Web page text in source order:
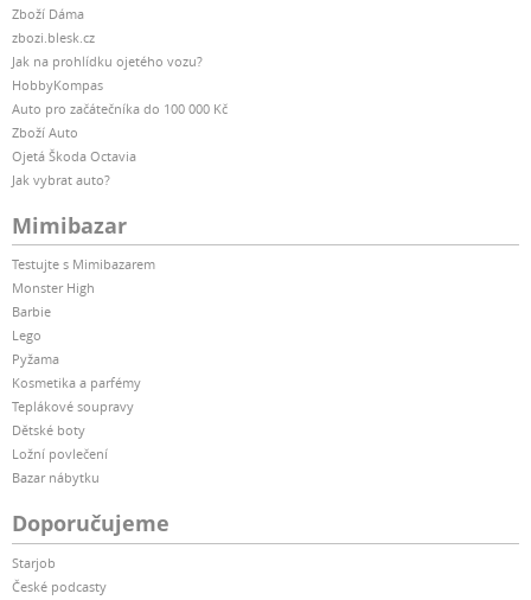
Zboží Dáma
zbozi.blesk.cz
Jak na prohlídku ojetého vozu?
HobbyKompas
Auto pro začátečníka do 100 000 Kč
Zboží Auto
Ojetá Škoda Octavia
Jak vybrat auto?
Mimibazar
Testujte s Mimibazarem
Monster High
Barbie
Lego
Pyžama
Kosmetika a parfémy
Teplákové soupravy
Dětské boty
Ložní povlečení
Bazar nábytku
Doporučujeme
Starjob
České podcasty